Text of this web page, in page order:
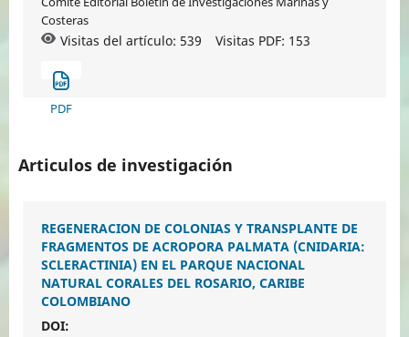
Costeras
Visitas del artículo: 539 Visitas PDF: 153
PDF
Articulos de investigación
REGENERACION DE COLONIAS Y TRANSPLANTE DE
FRAGMENTOS DE ACROPORA PALMATA (CNIDARIA:
SCLERACTINIA) EN EL PARQUE NACIONAL
NATURAL CORALES DEL ROSARIO, CARIBE
COLOMBIANO
DOI: